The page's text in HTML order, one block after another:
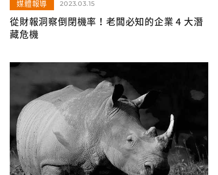
媒體報導 2023.03.15
從財報洞察倒閉機率！老闆必知的企業 4 大潛
藏危機